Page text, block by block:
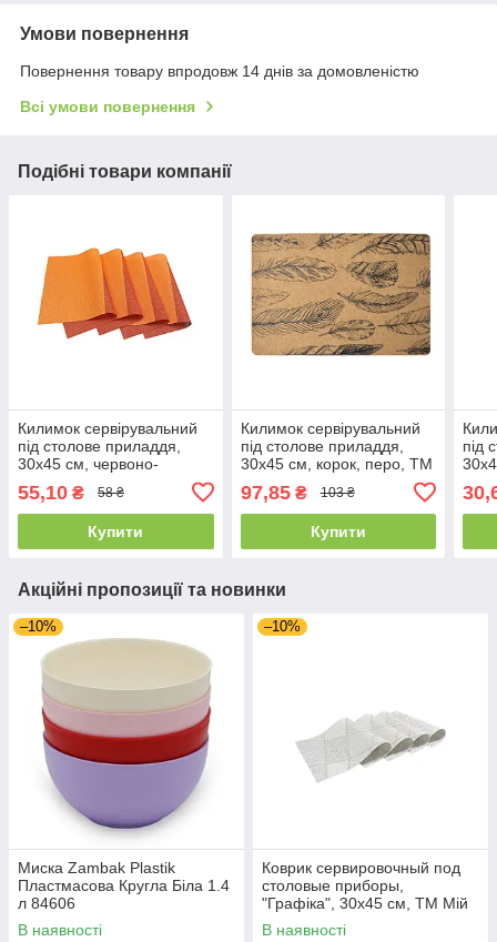
Умови повернення
Повернення товару впродовж 14 днів за домовленістю
Всі умови повернення
Подібні товари компанії
Килимок сервірувальний
під столове приладдя,
30х45 см, червоно-
Дом 01445
55,10 ₴ 58 ₴
Купити
Килимок сервірувальний
під столове приладдя,
30х45 см, корок, перо, ТМ
97,85₴ 103 ₴
Купити
під
Акційні пропозиції та новинки
–10%
Миска Zambak Plastik
Пластмасова Кругла Біла 1.4
л 84606
В наявності
–10%
Коврик сервировочный под
столовые приборы,
"Графіка", 30х45 см, ТМ Мій
Дім 50109
В наявності